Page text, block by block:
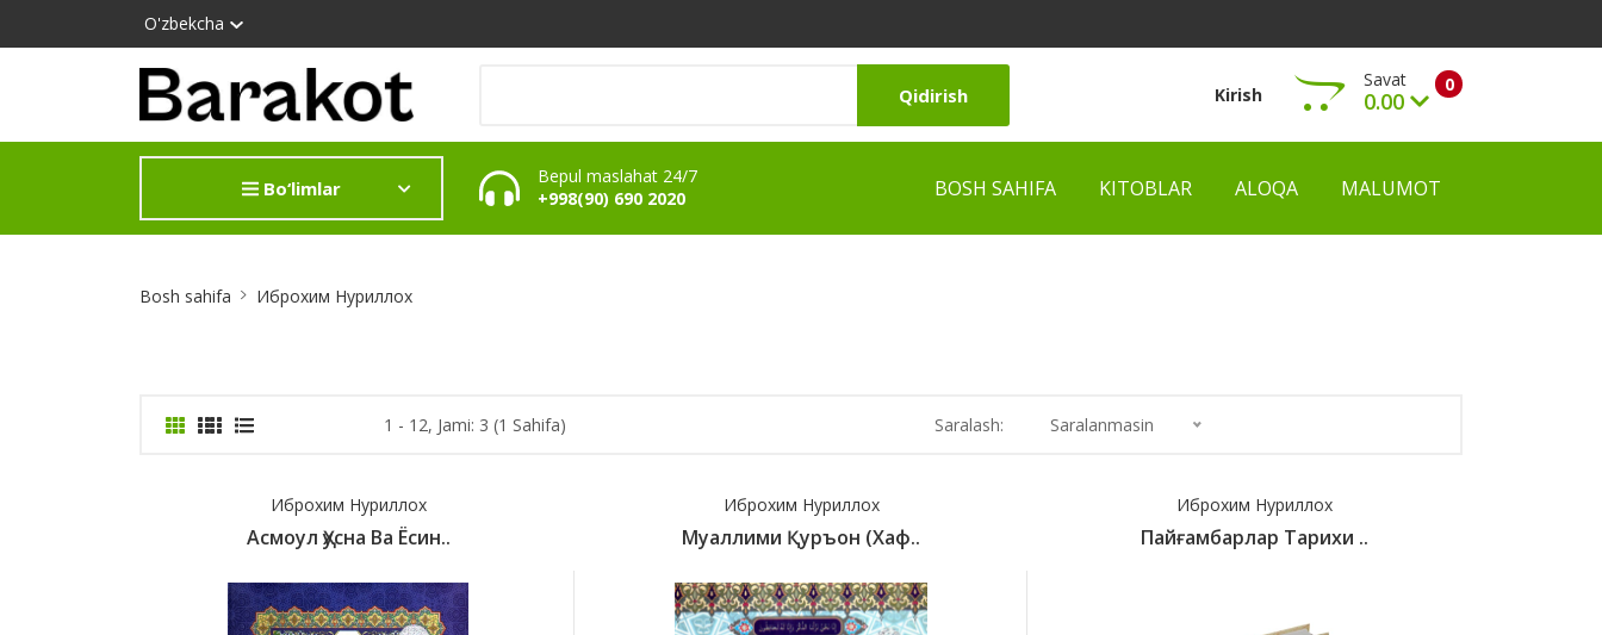
O'zbekcha
Qidirish Kirish 0
Savat
0.00
Ko‘rish
Bo‘limlar
Bepul maslahat 24/7
+998(90) 690 2020
BOSH SAHIFA KITOBLAR ALOQA MALUMOT
Bosh sahifa Иброхим Нуриллох
1 - 12, Jami: 3 (1 Sahifa) Saralash: Saralanmasin
Иброхим Нуриллох
Асмоул Ҳусна Ва Ёсин..
Иброхим Нуриллох
Муаллими Қуръон (Хаф..
Иброхим Нуриллох
Пайғамбарлар Тарихи ..